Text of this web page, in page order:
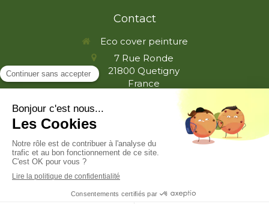
Contact
Eco cover peinture
7 Rue Ronde
21800 Quetigny
France
Création et référencement du site par Simplébo